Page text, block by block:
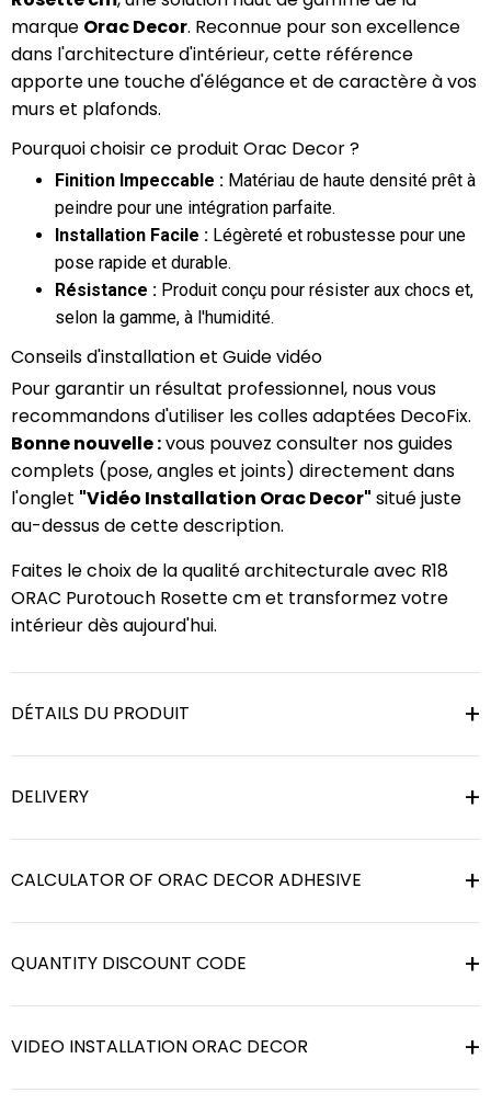
marque Orac Decor. Reconnue pour son excellence
dans l'architecture d'intérieur, cette référence
apporte une touche d'élégance et de caractère à vos
murs et plafonds.
Pourquoi choisir ce produit Orac Decor ?
Finition Impeccable : Matériau de haute densité prêt à
peindre pour une intégration parfaite.
Installation Facile : Légèreté et robustesse pour une
pose rapide et durable.
Résistance : Produit conçu pour résister aux chocs et,
selon la gamme, à l'humidité.
Conseils d'installation et Guide vidéo
Pour garantir un résultat professionnel, nous vous
recommandons d'utiliser les colles adaptées DecoFix.
Bonne nouvelle :vous pouvez consulter nos guides
complets (pose, angles et joints) directement dans
l'onglet "Vidéo Installation Orac Decor" situé juste
au-dessus de cette description.
Faites le choix de la qualité architecturale avec R18
ORAC Purotouch Rosette cm et transformez votre
intérieur dès aujourd'hui.
DÉTAILS DU PRODUIT
DELIVERY
CALCULATOR OF ORAC DECOR ADHESIVE
QUANTITY DISCOUNT CODE
VIDEO INSTALLATION ORAC DECOR